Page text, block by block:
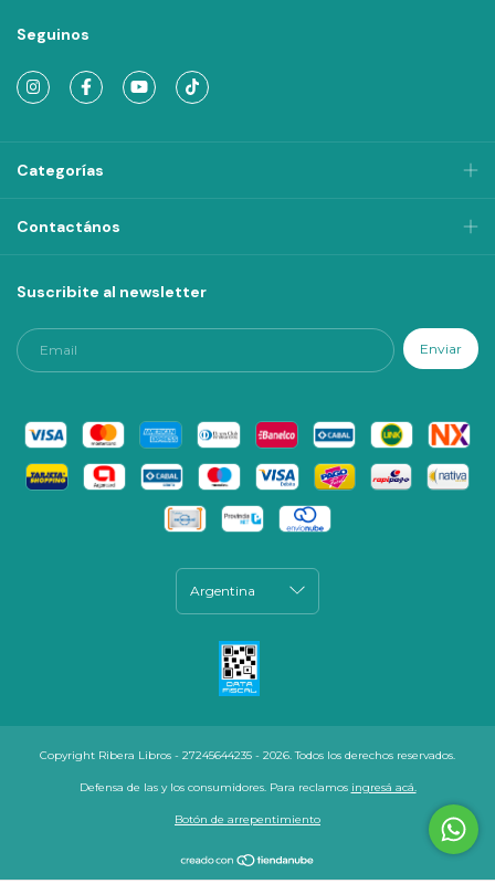
Seguinos
Categorías
Contactános
Suscribite al newsletter
Copyright Ribera Libros - 27245644235 - 2026. Todos los derechos reservados.
Defensa de las y los consumidores. Para reclamos ingresá acá.
Botón de arrepentimiento